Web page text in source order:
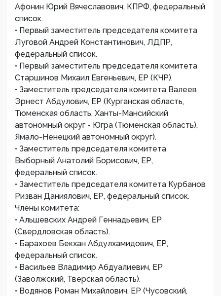
Афонин Юрий Вячеславович, КПРФ, федеральный
список.
• Первый заместитель председателя комитета
Луговой Андрей Константинович, ЛДПР,
федеральный список.
• Первый заместитель председателя комитета
Старшинов Михаил Евгеньевич, ЕР (КЧР).
• Заместитель председателя комитета Валеев
Эрнест Абдулович, ЕР (Курганская область,
Тюменская область, Ханты-Мансийский
автономный округ - Югра (Тюменская область),
Ямало-Ненецкий автономный округ).
• Заместитель председателя комитета
Выборный Анатолий Борисович, ЕР,
федеральный список.
• Заместитель председателя комитета Курбанов
Ризван Даниялович, ЕР, федеральный список.
Члены комитета:
• Альшевских Андрей Геннадьевич, ЕР
(Свердловская область).
• Барахоев Бекхан Абдулхамидович, ЕР,
федеральный список.
• Васильев Владимир Абдуалиевич, ЕР
(Заволжский, Тверская область).
• Водянов Роман Михайлович, ЕР (Чусовский,